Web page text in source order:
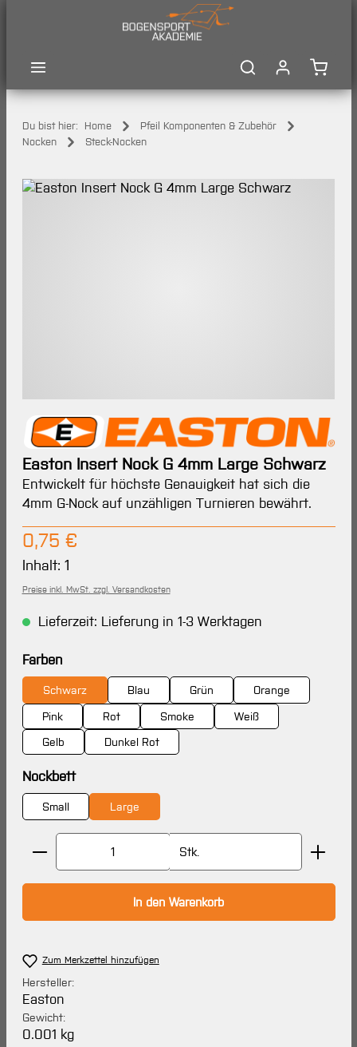
Du bist hier: Home
Pfeil Komponenten & Zubehör
Nocken
Steck-Nocken
Bildergalerie überspringen
Easton Insert Nock G 4mm Large Schwarz
Entwickelt für höchste Genauigkeit hat sich die
4mm G-Nock auf unzähligen Turnieren bewährt.
Regulärer Preis:
0,75 €
Inhalt: 1
Preise inkl. MwSt. zzgl. Versandkosten
Lieferzeit: Lieferung in 1-3 Werktagen
Farbenauswählen
Schwarz Blau Grün
Orange
Pink
Rot Smoke
Weiß
Gelb
Dunkel Rot
Nockbettauswählen
Small Large
Produkt Anzahl: Gib den gewünschten Wert ein
Stk.
In den Warenkorb
Zum Merkzettel hinzufügen
Hersteller:
Easton
Gewicht:
0.001 kg